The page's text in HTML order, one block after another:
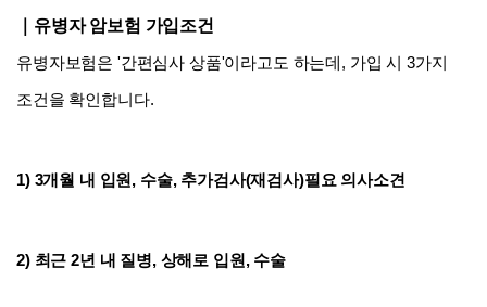
｜유병자 암보험 가입조건
유병자보험은 '간편심사 상품'이라고도 하는데, 가입 시 3가지
조건을 확인합니다.
1) 3개월 내 입원, 수술, 추가검사(재검사)필요 의사소견
2) 최근 2년 내 질병, 상해로 입원, 수술